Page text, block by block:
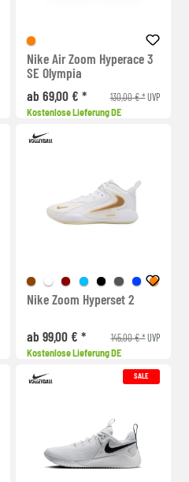
Nike Air Zoom Hyperace 3
SE Olympia
ab 69,00 € *
130,00 € *UVP
Kostenlose Lieferung DE
Nike Zoom Hyperset 2
ab 99,00 € * 145,00 € *UVP
Kostenlose Lieferung DE
SALE